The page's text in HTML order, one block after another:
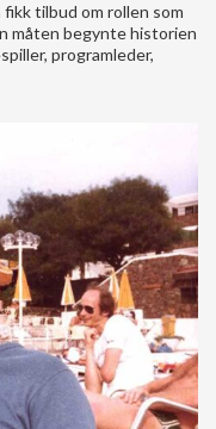
tilbud om rollen som
måten begynte historien
programleder,